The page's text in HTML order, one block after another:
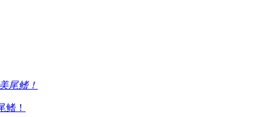
鳍！